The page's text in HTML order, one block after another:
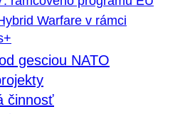
Warfare v rámci
gesciou NATO
činnosť